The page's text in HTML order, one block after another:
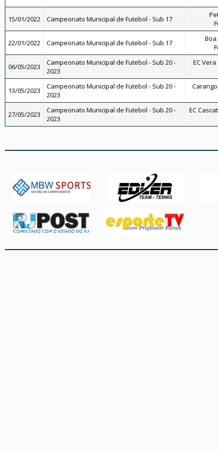
15/01/2022 Campeonato Municipal de Futebol - Sub 17
22/01/2022 Campeonato Municipal de Futebol - Sub 17
Boa
06/05/2023
Campeonato Municipal de Futebol - Sub 20 -
2023
EC
13/05/2023
Campeonato Municipal de Futebol - Sub 20 -
2023
27/05/2023
Campeonato Municipal de Futebol - Sub 20 -
2023
EC